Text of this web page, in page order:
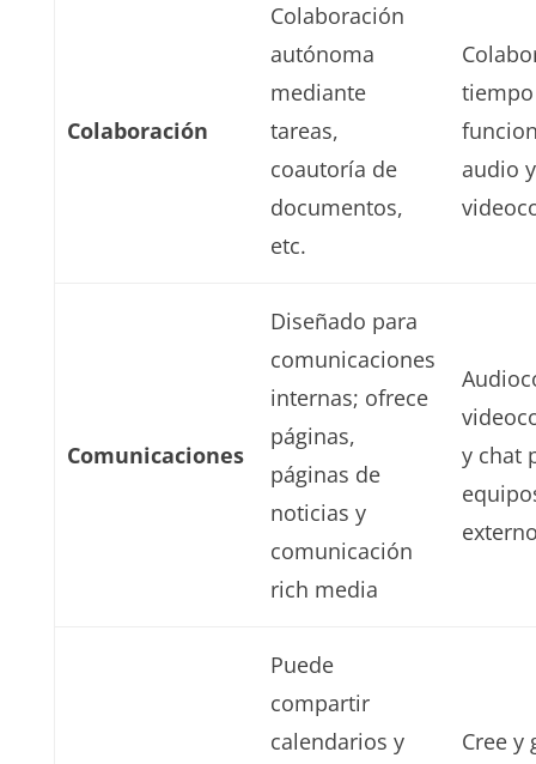
Colaboración
Colaboración
autónoma
mediante
tareas,
coautoría de
documentos,
etc.
audio y
Comunicaciones
Diseñado para
comunicaciones
internas; ofrece
páginas,
páginas de
noticias y
comunicación
rich media
y chat
Puede
compartir
calendarios y
Cree y